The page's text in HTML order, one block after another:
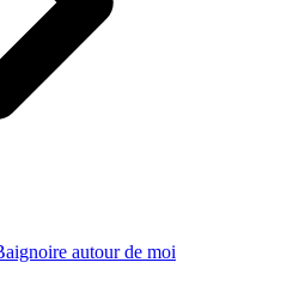
autour de moi